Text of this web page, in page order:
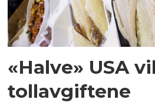
«Halve» USA
tollavgiftene